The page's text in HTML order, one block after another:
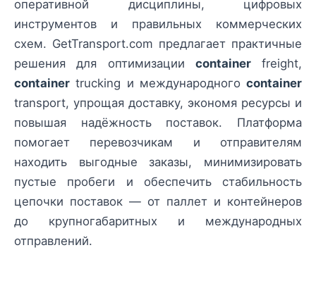
оперативной дисциплины, цифровых
инструментов и правильных коммерческих
схем. GetTransport.com предлагает практичные
решения для оптимизации containerfreight,
container trucking и международного container
transport, упрощая доставку, экономя ресурсы и
повышая надёжность поставок. Платформа
помогает перевозчикам и отправителям
находить выгодные заказы, минимизировать
пустые пробеги и обеспечить стабильность
цепочки поставок — от паллет и контейнеров
до крупногабаритных и международных
отправлений.